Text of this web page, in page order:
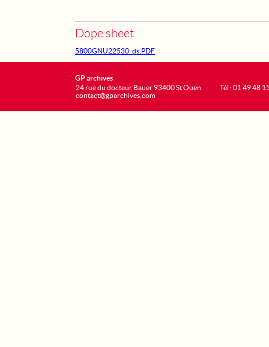
Dope sheet
5800GNU22530_ds.PDF
GP archives
24 rue du docteur Bauer 93400 St Ouen
contact@gparchives.com
Tél : 01 49 48